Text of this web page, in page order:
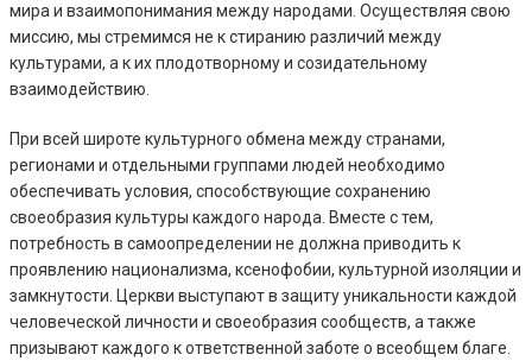
мира и взаимопонимания между народами. Осуществляя свою
миссию, мы стремимся не к стиранию различий между
культурами, а к их плодотворному и созидательному
взаимодействию.
При всей широте культурного обмена между странами,
регионами и отдельными группами людей необходимо
обеспечивать условия, способствующие сохранению
своеобразия культуры каждого народа. Вместе с тем,
потребность в самоопределении не должна приводить к
проявлению национализма, ксенофобии, культурной изоляции и
замкнутости. Церкви выступают в защиту уникальности каждой
человеческой личности и своеобразия сообществ, а также
призывают каждого к ответственной заботе о всеобщем благе.